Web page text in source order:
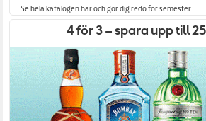
Se hela katalogen här och gör dig redo för semester
4 för 3 – spara upp till